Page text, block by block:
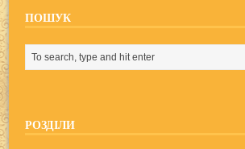
ПОШУК
РОЗДІЛИ